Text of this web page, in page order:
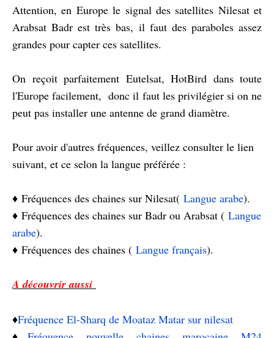
Attention, en Europe le signal des satellites Nilesat et
Arabsat Badr est très bas, il faut des paraboles assez
grandes pour capter ces satellites.
On reçoit parfaitement Eutelsat, HotBird dans toute
l'Europe facilement, donc il faut les privilégier si on ne
peut pas installer une antenne de grand diamètre.
Pour avoir d'autres fréquences, veillez consulter le lien
suivant, et ce selon la langue préférée :
♦️ Fréquences des chaines sur Nilesat( Langue arabe).
♦️ Fréquences des chaines sur Badr ou Arabsat ( Langue
arabe).
♦️ Fréquences des chaines ( Langue français).
A découvrir aussi
♦️Fréquence El-Sharq de Moataz Matar sur nilesat